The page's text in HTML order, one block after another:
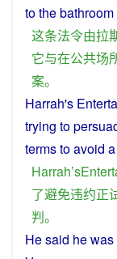
to thebathroom
这条法令由拉
它与在公共场
案。
Harrah's
trying to
termstoavoid a
Harrah’
了避免违约正
判。
Hesaid hewas